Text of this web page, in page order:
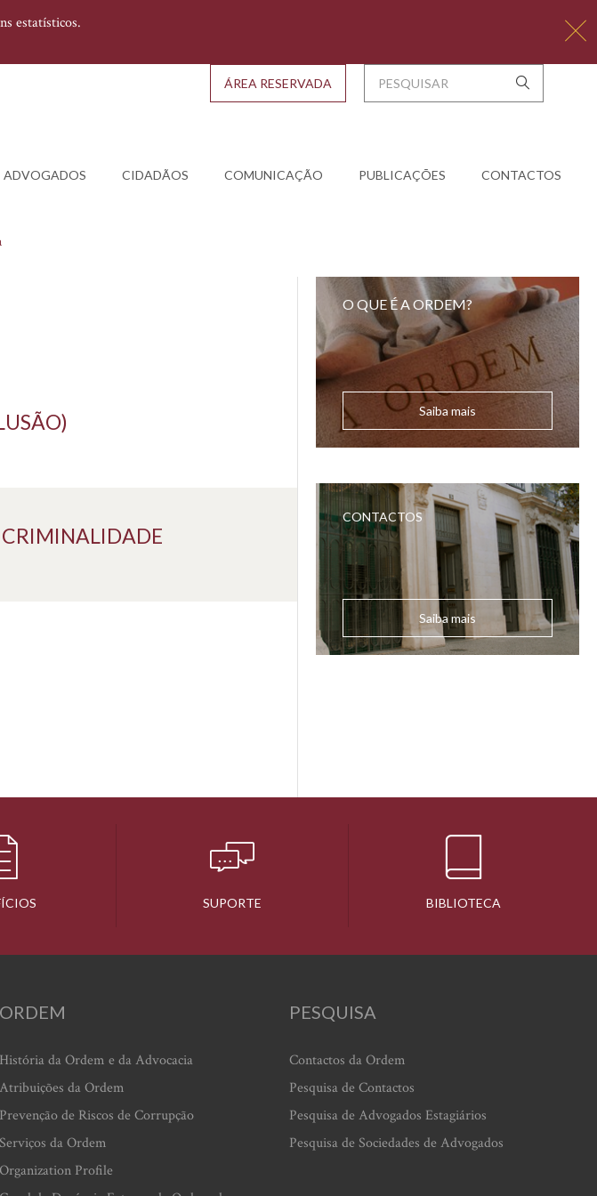
estatísticos.
ADVOGADOS CIDADÃOS COMUNICAÇÃO PUBLICAÇÕES CONTACTOS
ÁREA RESERVADA
CRIMINALIDADE
O QUE É A ORDEM?
Saiba mais
CONTACTOS
Saiba mais
SUPORTE BIBLIOTECA
ORDEM
História da Ordem e da Advocacia
Atribuições da Ordem
Prevenção de Riscos de Corrupção
Serviços da Ordem
Organization Profile
PESQUISA
Contactos da Ordem
Pesquisa de Contactos
Pesquisa de Advogados Estagiários
Pesquisa de Sociedades de Advogados